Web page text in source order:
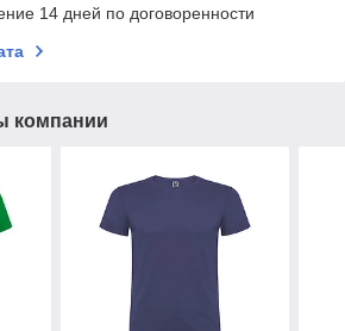
14 дней по договоренности
компании